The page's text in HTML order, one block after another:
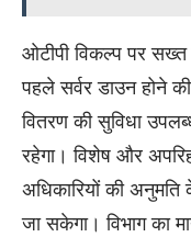
​ओटीपी विकल्प पर सख्त
​पहले सर्वर डाउन होने
वितरण की सुविधा
रहेगा। विशेष और
अधिकारियों की अनुमति
जा सकेगा। विभाग का